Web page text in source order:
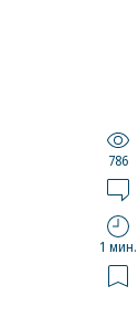
786
1 мин.